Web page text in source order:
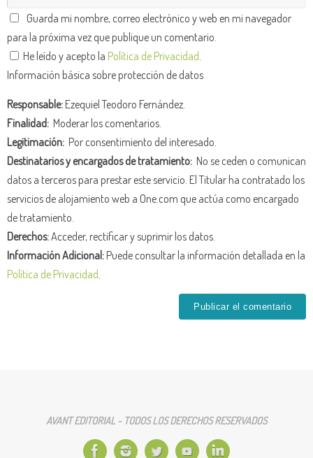
Guarda mi nombre, correo electrónico y web en mi navegador
para la próxima vez que publique un comentario.
He leído y acepto la Política de Privacidad
Información básica sobre protección de datos
Responsable:Ezequiel Teodoro Fernández.
Finalidad: Moderar los comentarios.
Legitimación: Por consentimiento del interesado.
Destinatarios y encargados de tratamiento: No se ceden o comunican
datos a terceros para prestar este servicio. El Titular ha contratado los
servicios de alojamiento web a One.com que actúa como encargado
de tratamiento.
Derechos:Acceder, rectificar y suprimir los datos.
Información Adicional:Puede consultar la información detallada en la
Política de Privacidad
AVANT EDITORIAL - TODOS LOS DERECHOS RESERVADOS